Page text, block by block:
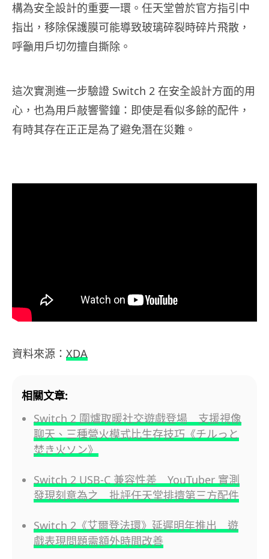
構為安全設計的重要一環。任天堂曾於官方指引中
指出，移除保護膜可能導致玻璃碎裂時碎片飛散，
呼籲用戶切勿擅自撕除。
這次實測進一步驗證 Switch 2 在安全設計方面的用
心，也為用戶敲響警鐘：即使是看似多餘的配件，
有時其存在正正是為了避免潛在災難。
資料來源： XDA
相關文章:
Switch 2 圍爐取暖社交遊戲登場 支援視像
聊天、三種營火模式比生存技巧《チルっと
焚き火ソン》
Switch 2 USB-C 兼容性差 YouTuber 實測
發現刻意為之 批評任天堂排擠第三方配件
Switch 2《艾爾登法環》延遲明年推出 遊
戲表現問題需額外時間改善